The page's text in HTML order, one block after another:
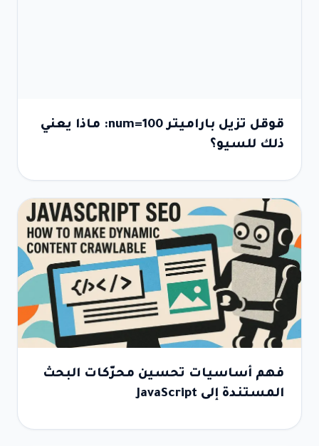
قوقل تزيل باراميتر num=100: ماذا يعني
ذلك للسيو؟
فهم أساسيات تحسين محرّكات البحث
المستندة إلى JavaScript